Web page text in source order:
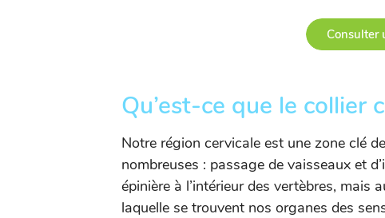
Consulter
Qu’est-ce que le collier
Notre région cervicale est une zone clé
nombreuses : passage de vaisseaux et
épinière à l’intérieur des vertèbres, mais
laquelle se trouvent nos organes des